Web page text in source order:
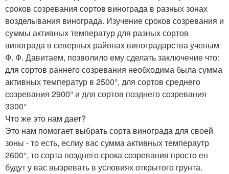
сроков созревания сортов винограда в разных зонах
возделывания винограда. Изучение сроков созревания и
суммы активных температур для разных сортов
винограда в северных районах виноградарства ученым
Ф. Ф. Давитаем, позволило ему сделать заключение что:
для сортов раннего созревания необходима была сумма
активных температур в 2500°, для сортов среднего
созревания 2900° и для сортов позднего созревания
3300°
Что же это нам дает?
Это нам помогает выбрать сорта винограда для своей
зоны - то есть, еслиу вас сумма активных темпераутр
2600°, то сорта позднего срока созревания просто ен
будут у вас вызревать в условиях открытого грунта.